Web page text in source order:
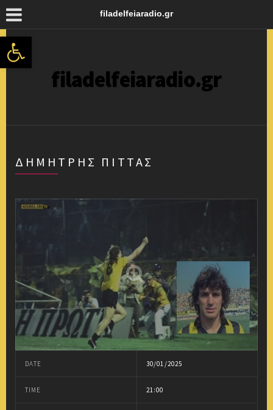
Ανοίξτε τη γραμμή εργαλείων
filadelfeiaradio.gr
filadelfeiaradio.gr
ΔΗΜΉΤΡΗΣ ΠΊΤΤΑΣ
DATE 30/01/2025
TIME 21:00